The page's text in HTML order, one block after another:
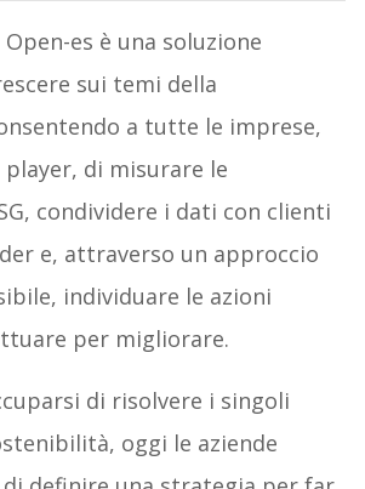
es è una soluzione
sui temi della
a tutte le imprese,
player, di misurare le
condividere i dati con clienti
e, attraverso un approccio
individuare le azioni
per migliorare.
di risolvere i singoli
oggi le aziende